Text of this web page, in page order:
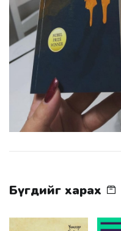
Бүгдийг харах